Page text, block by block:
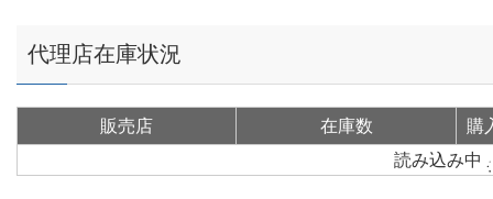
代理店在庫状況
販売店 在庫数
購
読み込み中